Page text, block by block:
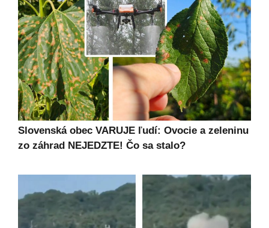
Slovenská obec VARUJE ľudí: Ovocie a zeleninu
zo záhrad NEJEDZTE! Čo sa stalo?